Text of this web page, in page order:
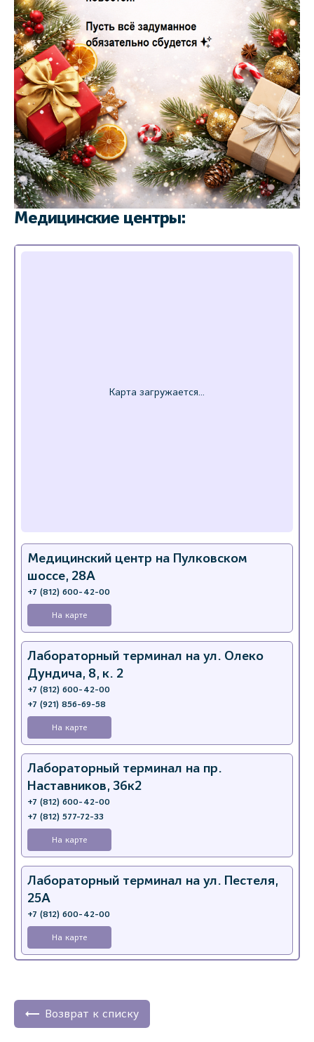
Медицинские центры:
Медицинский центр на Пулковском
шоссе, 28А
+7 (812) 600-42-00
На карте
Лабораторный терминал на ул. Олеко
Дундича, 8, к. 2
+7 (812) 600-42-00
+7 (921) 856-69-58
На карте
Лабораторный терминал на пр.
Наставников, 36к2
+7 (812) 600-42-00
+7 (812) 577-72-33
На карте
Лабораторный терминал на ул. Пестеля,
25А
+7 (812) 600-42-00
На карте
+7 (812) 770-04-67
Возврат к списку